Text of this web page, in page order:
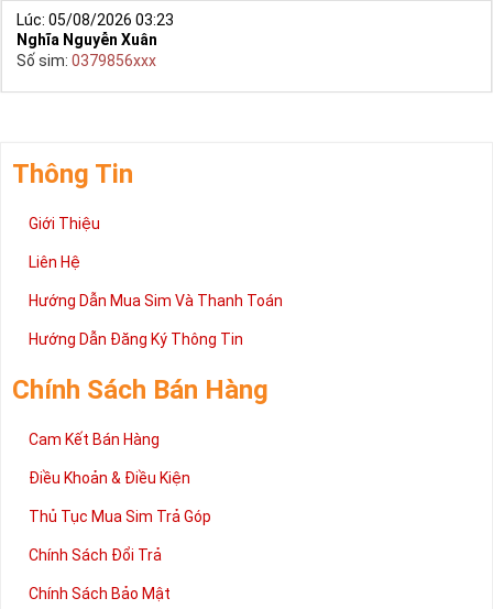
Lúc: 05/08/2026 03:23
Nghĩa Nguyễn Xuân
Số sim: 0379856xxx
Thông Tin
Giới Thiệu
Liên Hệ
Hướng Dẫn Mua Sim Và Thanh Toán
Hướng Dẫn Đăng Ký Thông Tin
Chính Sách Bán Hàng
Cam Kết Bán Hàng
Điều Khoản & Điều Kiện
Thủ Tục Mua Sim Trả Góp
Chính Sách Đổi Trả
Chính Sách Bảo Mật